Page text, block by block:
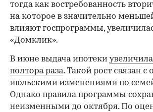
тогда как востребованность
на которое в значительно
влияют госпрограммы,
«Домклик».
В июне выдача ипотеки
полтора раза. Такой рост связан
июльскими изменениями по
Однако правила программы
неизменными до октября. По